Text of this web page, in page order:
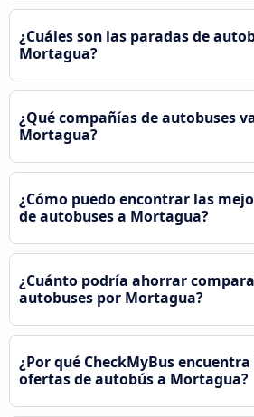
¿Cuáles son las paradas de
Mortagua?
¿Qué compañías de autobuses
Mortagua?
¿Cómo puedo encontrar las
de autobuses a Mortagua?
¿Cuánto podría ahorrar
autobuses por Mortagua?
¿Por qué CheckMyBus
ofertas de autobús a Mortagua?